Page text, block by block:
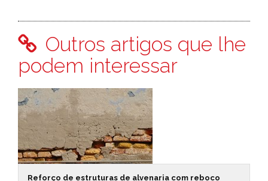
Outros artigos que lhe
podem interessar
Reforço de estruturas de alvenaria com reboco